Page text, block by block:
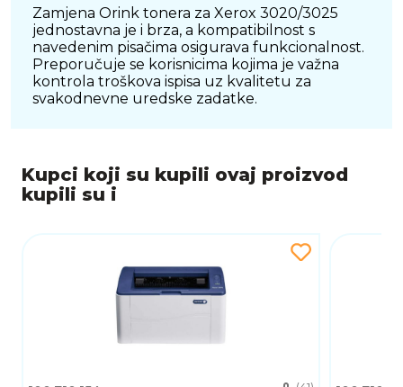
Zamjena Orink tonera za Xerox 3020/3025
jednostavna je i brza, a kompatibilnost s
navedenim pisačima osigurava funkcionalnost.
Preporučuje se korisnicima kojima je važna
kontrola troškova ispisa uz kvalitetu za
svakodnevne uredske zadatke.
Kupci koji su kupili ovaj proizvod
kupili su i